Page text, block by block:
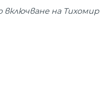
на Тихомир